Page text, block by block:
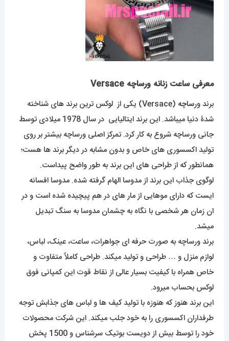
معرفی ساعت زنانه ورساچه Versace
برند ورساچه
(Versace) یکی از لوکس ترین برند های شناخته
شدۀ دنیا میباشد. این برند ایتالیایی در سال 1978 میلادی توسط
جانی ورساچه شروع به کار کرد. تمرکز اصلی ورساچه بیشتر بر روی
تولید اکسسوری های خاص و بدون مشابه در دیگر برند ها هست؛
همانطور که از طراحی های این برند به طور واضح پیداست.
لوگوی جذاب این برند از مدوسا الهام گرفته شده. مدوسا افسانه
ایست که دارای موهایی از مار های در هم پیچیده شده است و در
ان زمان هر شخصی با نگاه به چشمان مدوسا به سنگ تبدیل
میشد.
برند ورساچه به صورت حرفه ای جواهرات، ساعت، عینک، لباس،
لوازم منزل و … طراحی و تولید میکند. طراحی کاملاً متفاوت و
خاص همراه با کیفیت بسیار عالی از نقاط قوت این کمپانی فوق
لوکس بحساب میرود.
این برند هنوز که هنوزه با تولید کیف ها و لباس های جذابش توجه
طرفداران اکسسوری را به خود جلب میکند. این شرکت محصولات
خود را توسط بیش از دویست بوتیک سرشناس و 1500 پخش